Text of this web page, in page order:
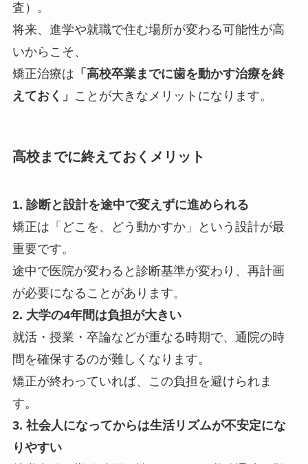
査）。
将来、進学や就職で住む場所が変わる可能性が高
いからこそ、
矯正治療は 「高校卒業までに歯を動かす治療を終
えておく」 ことが大きなメリットになります。
高校までに終えておくメリット
1. 診断と設計を途中で変えずに進められる
矯正は「どこを、どう動かすか」という設計が最
重要です。
途中で医院が変わると診断基準が変わり、再計画
が必要になることがあります。
2. 大学の4年間は負担が大きい
就活・授業・卒論などが重なる時期で、通院の時
間を確保するのが難しくなります。
矯正が終わっていれば、この負担を避けられま
す。
3. 社会人になってからは生活リズムが不安定にな
りやすい